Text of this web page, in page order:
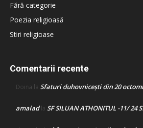
Fără categorie
Poezia religioasă
Stiri religioase
Comentarii recente
Doina la Sfaturi duhovnicești din 20
amaladla SF SILUAN ATHONITUL -11/ 24